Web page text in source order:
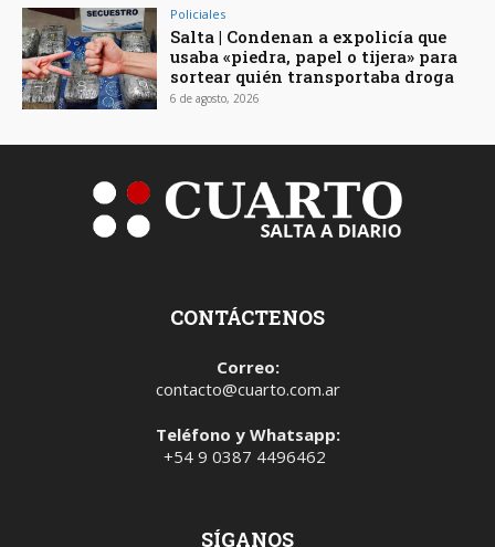
Policiales
Salta | Condenan a expolicía que
usaba «piedra, papel o tijera» para
sortear quién transportaba droga
6 de agosto, 2026
CONTÁCTENOS
Correo:
contacto@cuarto.com.ar
Teléfono y Whatsapp:
+54 9 0387 4496462
SÍGANOS